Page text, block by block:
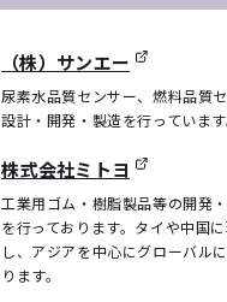
（株）サンエー
尿素水品質センサー、燃料品質
設計・開発・製造を行っています
株式会社ミトヨ
工業用ゴム・樹脂製品等の開発
を行っております。タイや中国
し、アジアを中心にグローバル
ります。